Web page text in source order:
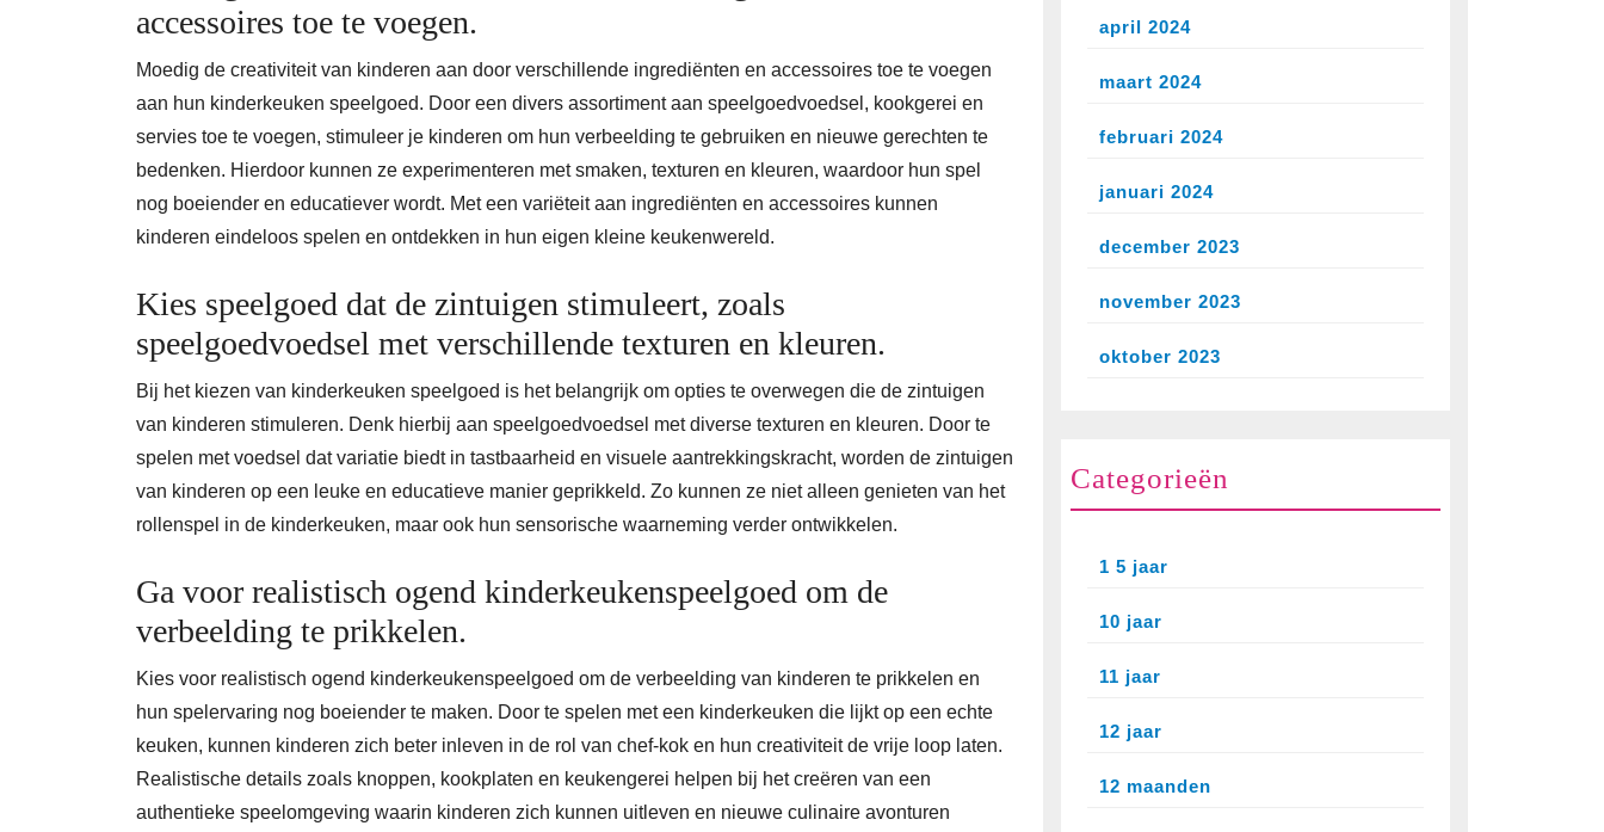
accessoires toe te voegen.
Moedig de creativiteit van kinderen aan door verschillende ingrediënten en accessoires toe te voegen
aan hun kinderkeuken speelgoed. Door een divers assortiment aan speelgoedvoedsel, kookgerei en
servies toe te voegen, stimuleer je kinderen om hun verbeelding te gebruiken en nieuwe gerechten te
bedenken. Hierdoor kunnen ze experimenteren met smaken, texturen en kleuren, waardoor hun spel
nog boeiender en educatiever wordt. Met een variëteit aan ingrediënten en accessoires kunnen
kinderen eindeloos spelen en ontdekken in hun eigen kleine keukenwereld.
Kies speelgoed dat de zintuigen stimuleert, zoals
speelgoedvoedsel met verschillende texturen en kleuren.
Bij het kiezen van kinderkeuken speelgoed is het belangrijk om opties te overwegen die de zintuigen
van kinderen stimuleren. Denk hierbij aan speelgoedvoedsel met diverse texturen en kleuren. Door te
spelen met voedsel dat variatie biedt in tastbaarheid en visuele aantrekkingskracht, worden de zintuigen
van kinderen op een leuke en educatieve manier geprikkeld. Zo kunnen ze niet alleen genieten van het
rollenspel in de kinderkeuken, maar ook hun sensorische waarneming verder ontwikkelen.
Ga voor realistisch ogend kinderkeukenspeelgoed om de
verbeelding te prikkelen.
Kies voor realistisch ogend kinderkeukenspeelgoed om de verbeelding van kinderen te prikkelen en
hun spelervaring nog boeiender te maken. Door te spelen met een kinderkeuken die lijkt op een echte
keuken, kunnen kinderen zich beter inleven in de rol van chef-kok en hun creativiteit de vrije loop laten.
Realistische details zoals knoppen, kookplaten en keukengerei helpen bij het creëren van een
authentieke speelomgeving waarin kinderen zich kunnen uitleven en nieuwe culinaire avonturen
april 2024
maart 2024
februari 2024
januari 2024
december 2023
november 2023
oktober 2023
Categorieën
1 5 jaar
10 jaar
11 jaar
12 jaar
12 maanden